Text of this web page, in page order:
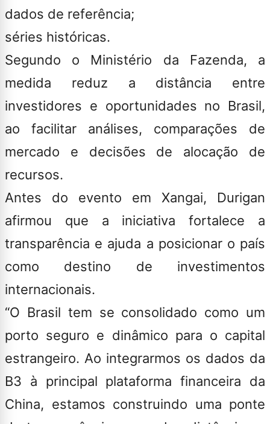
dados de referência;
séries históricas.
Segundo o Ministério da Fazenda, a
medida reduz a distância entre
investidores e oportunidades no Brasil,
ao facilitar análises, comparações de
mercado e decisões de alocação de
recursos.
Antes do evento em Xangai, Durigan
afirmou que a iniciativa fortalece a
transparência e ajuda a posicionar o país
como destino de investimentos
internacionais.
“O Brasil tem se consolidado como um
porto seguro e dinâmico para o capital
estrangeiro. Ao integrarmos os dados da
B3 à principal plataforma financeira da
China, estamos construindo uma ponte